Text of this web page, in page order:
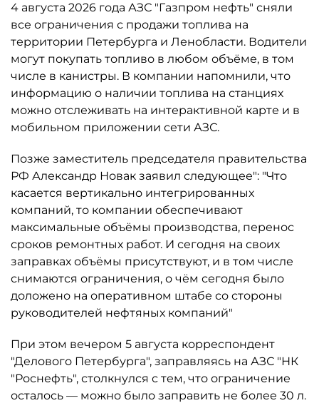
4 августа 2026 года АЗС "Газпром нефть" сняли
все ограничения с продажи топлива на
территории Петербурга и Ленобласти. Водители
могут покупать топливо в любом объёме, в том
числе в канистры. В компании напомнили, что
информацию о наличии топлива на станциях
можно отслеживать на интерактивной карте и в
мобильном приложении сети АЗС.
Позже заместитель председателя правительства
РФ Александр Новак заявил следующее": "Что
касается вертикально интегрированных
компаний, то компании обеспечивают
максимальные объёмы производства, перенос
сроков ремонтных работ. И сегодня на своих
заправках объёмы присутствуют, и в том числе
снимаются ограничения, о чём сегодня было
доложено на оперативном штабе со стороны
руководителей нефтяных компаний"
При этом вечером 5 августа корреспондент
"Делового Петербурга", заправляясь на АЗС "НК
"Роснефть", столкнулся с тем, что ограничение
осталось ­— можно было заправить не более 30 л.